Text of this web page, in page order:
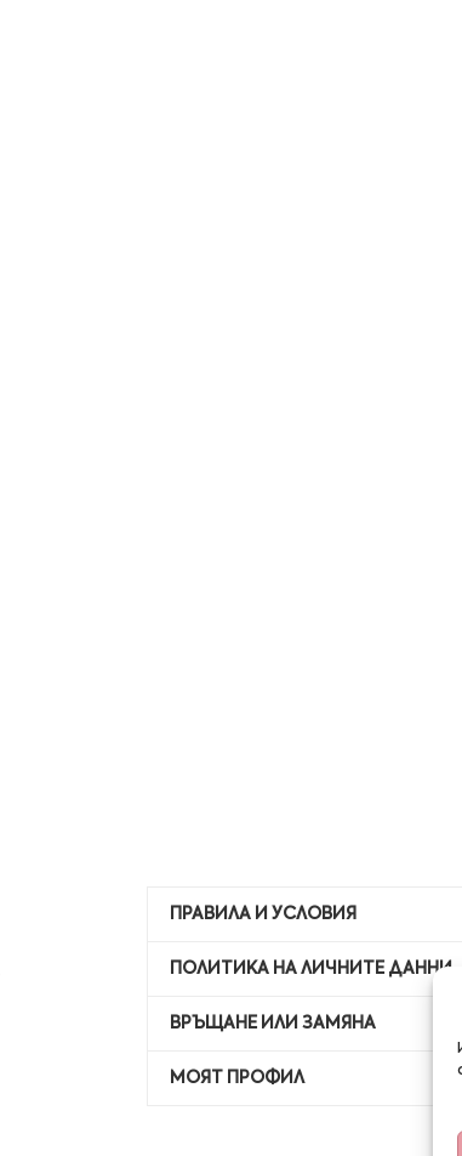
ПРАВИЛА И УСЛОВИЯ
ПОЛИТИКА НА ЛИЧНИТЕ ДАННИ
ВРЪЩАНЕ ИЛИ ЗАМЯНА
МОЯТ ПРОФИЛ